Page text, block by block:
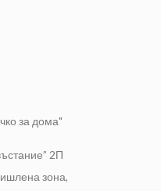
за дома"
2П
зона,